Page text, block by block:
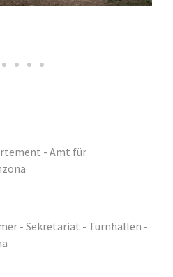
- Amt für
- Sekretariat - Turnhallen -